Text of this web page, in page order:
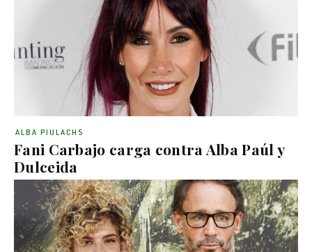
Fani Carbajo carga contra Alba Paúl y
Dulceida
ALBA PIULACHS